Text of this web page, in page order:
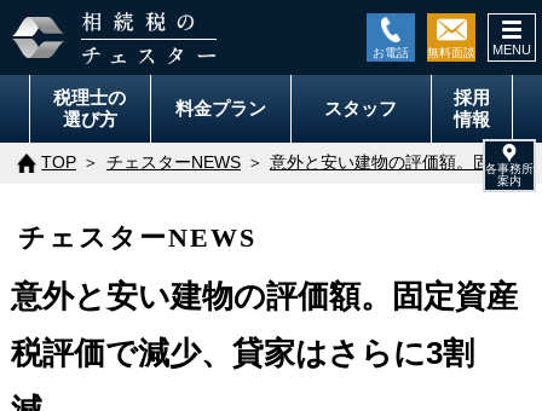
税理士の
選び方
料金プラン スタッフ
採用
情報
TOP チェスターNEWS 意外と安い建物の評価額。固定資
チェスターNEWS
意外と安い建物の評価額。固定資産
税評価で減少、貸家はさらに3割